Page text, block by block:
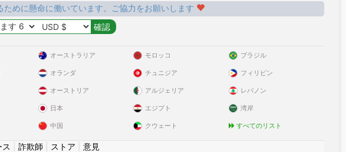
めに懸命に働いています。ご協力をお願いします
オーストラリア
オランダ
オーストリア
日本
中国
モロッコ
チュニジア
アルジェリア
エジプト
クウェート
ブラジル
フィリピン
レバノン
湾岸
すべてのリスト
ス 詐欺師 ストア
意見